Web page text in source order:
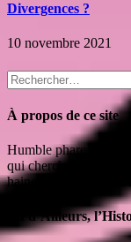
Divergences ?
10 novembre 2021
Rechercher :
À propos de ce site
Humble phare isolé
qui cherchent leur
haineux et
Vu d’Ailleurs,